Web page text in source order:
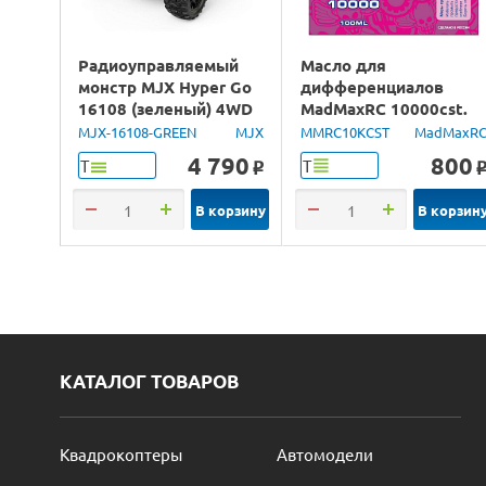
Радиоуправляемый
монстр MJX Hyper Go
16108 (зеленый) 4WD
2.4G LED 1/16 RTR
MJX-16108-GREEN MJX
Т 4 790 o
В корзину
Масло для
дифференциалов
MadMaxRC 10000cst.
100ml.
MMRC10KCST MadMaxRC
Т 800 o
В
КАТАЛОГ ТОВАРОВ
Квадрокоптеры
Автомодели